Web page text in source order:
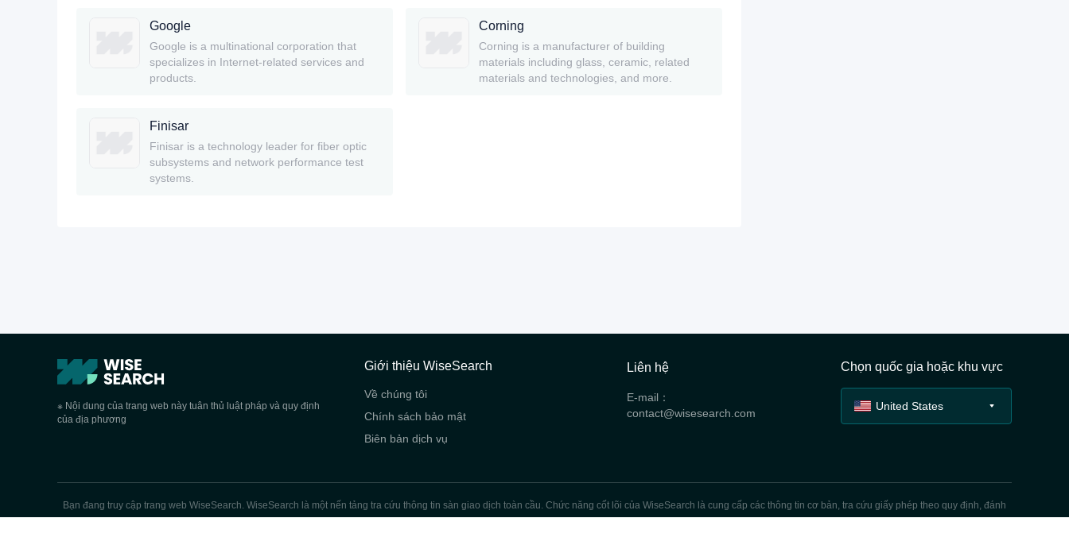
Google
Google is a multinational corporation that
specializes in Internet-related services and
products.
Corning
Corning is a manufacturer of building
materials including glass, ceramic, related
materials and technologies, and more.
Finisar
Finisar is a technology leader for fiber optic
subsystems and network performance test
systems.
※ Nội dung của trang web này tuân thủ luật pháp và quy định
của địa phương
Giới thiệu WiseSearch
Về chúng tôi
Chính sách bảo mật
Biên bản dịch vụ
Liên hệ
E-mail：
contact@wisesearch.com
Chọn quốc gia hoặc khu vực
United States
Bạn đang truy cập trang web WiseSearch. WiseSearch là một nến tảng tra cứu thông tin sàn giao dịch toàn cầu. Chức năng cốt lõi của WiseSearch là cung cấp các thông tin cơ bản, tra cứu giấy phép theo quy định, đánh